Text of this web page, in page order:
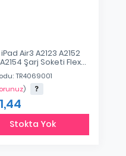
Air3 A2123 A2152
Şarj Soketi Flex
TR4069001
)
Stokta Yok